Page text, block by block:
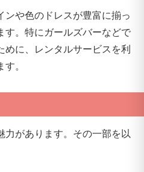
ンや色のドレスが豊富に揃っ
す。特にガールズバーなどで
に、レンタルサービスを利
。
力があります。その一部を以